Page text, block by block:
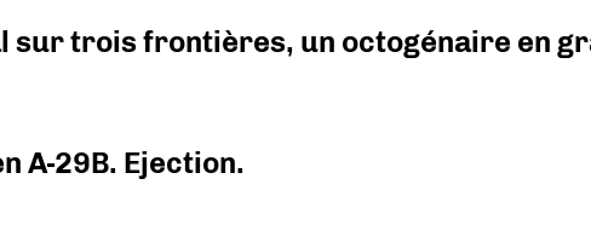
sur trois frontières, un octogénaire en
A-29B. Ejection.